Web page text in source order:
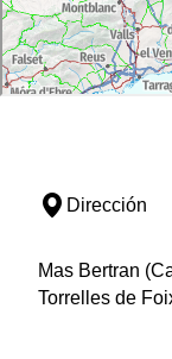
Dirección
Mas Bertran
Torrelles de